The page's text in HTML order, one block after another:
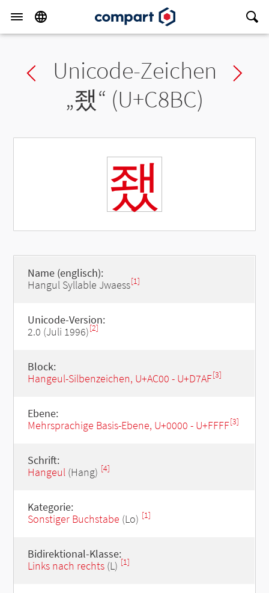
Previous char
Unicode-Zeichen
„좼“ (U+C8BC)
좼
Name (englisch):
Hangul Syllable Jwaess[1]
Unicode-Version:
2.0 (Juli 1996)[2]
Block:
Hangeul-Silbenzeichen, U+AC00 - U+D7AF[3]
Ebene:
Mehrsprachige Basis-Ebene, U+0000 - U+FFFF[3]
Schrift:
Hangeul(Hang) [4]
Kategorie:
Sonstiger Buchstabe (Lo) [1]
Bidirektional-Klasse:
Links nach rechts(L) [1]